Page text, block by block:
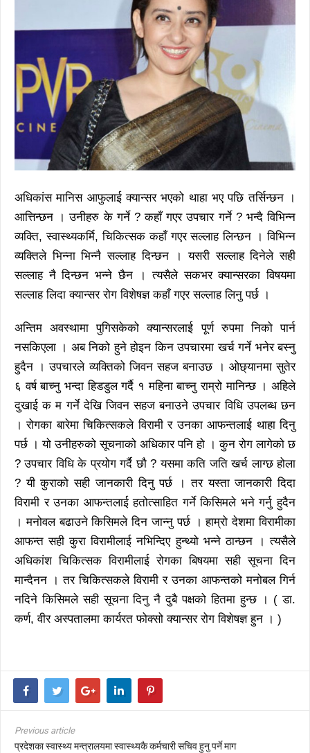
अधिकांस मानिस आफुलाई क्यान्सर भएको थाहा भए पछि तर्सिन्छन ।
आत्तिन्छन । उनीहरु के गर्ने ? कहाँ गएर उपचार गर्ने ? भन्दै विभिन्न
व्यक्ति, स्वास्थ्यकर्मि, चिकित्सक कहाँ गएर सल्लाह लिन्छन । विभिन्न
व्यक्तिले भिन्ना भिन्नै सल्लाह दिन्छन । यसरी सल्लाह दिनेले सही
सल्लाह नै दिन्छन भन्ने छैन । त्यसैले सकभर क्यान्सरका विषयमा
सल्लाह लिदा क्यान्सर रोग विशेषज्ञ कहाँ गएर सल्लाह लिनु पर्छ ।
अन्तिम अवस्थामा पुगिसकेको क्यान्सरलाई पूर्ण रुपमा निको पार्न
नसकिएला । अब निको हुने होइन किन उपचारमा खर्च गर्ने भनेर बस्नु
हुदैन । उपचारले व्यक्तिको जिवन सहज बनाउछ । ओछ्यानमा सुतेर
६ वर्ष बाच्नु भन्दा हिडडुल गर्दै १ महिना बाच्नु राम्रो मानिन्छ । अहिले
दुखाई क म गर्ने देखि जिवन सहज बनाउने उपचार विधि उपलब्ध छन
। रोगका बारेमा चिकित्सकले विरामी र उनका आफन्तलाई थाहा दिनु
पर्छ । यो उनीहरुको सूचनाको अधिकार पनि हो । कुन रोग लागेको छ
? उपचार विधि के प्रयोग गर्दै छौ ? यसमा कति जति खर्च लाग्छ होला
? यी कुराको सही जानकारी दिनु पर्छ । तर यस्ता जानकारी दिदा
विरामी र उनका आफन्तलाई हतोत्साहित गर्ने किसिमले भने गर्नु हुदैन
। मनोवल बढाउने किसिमले दिन जान्नु पर्छ । हाम्रो देशमा विरामीका
आफन्त सही कुरा विरामीलाई नभिन्दिए हुन्थ्यो भन्ने ठान्छन । त्यसैले
अधिकांश चिकित्सक विरामीलाई रोगका बिषयमा सही सूचना दिन
मान्दैनन । तर चिकित्सकले विरामी र उनका आफन्तको मनोबल गिर्न
नदिने किसिमले सही सूचना दिनु नै दुबै पक्षको हितमा हुन्छ । ( डा.
कर्ण, वीर अस्पतालमा कार्यरत फोक्सो क्यान्सर रोग विशेषज्ञ हुन । )
Previous article
प्रदेशका स्वास्थ्य मन्त्रालयमा स्वास्थ्यकै कर्मचारी सचिव हुनु पर्ने माग